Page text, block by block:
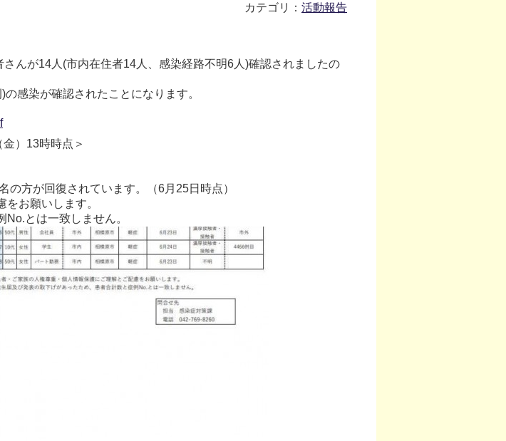
カテゴリ： 活動報告
んが14人(市内在住者14人、感染経路不明6人)確認されましたの
感染が確認されたことになります。
）13時時点＞
方が回復されています。（6月25日時点）
お願いします。
とは一致しません。